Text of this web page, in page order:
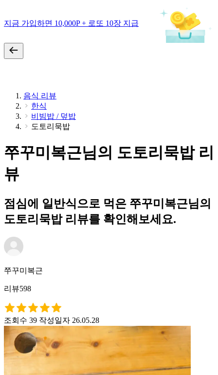
지금 가입하면 10,000P + 로또 10장 지급
음식 리뷰
한식
비빔밥 / 덮밥
도토리묵밥
쭈꾸미복근님의 도토리묵밥 리
뷰
점심에 일반식으로 먹은 쭈꾸미복근님의
도토리묵밥 리뷰를 확인해보세요.
쭈꾸미복근
리뷰598
조회수 39 작성일자 26.05.28